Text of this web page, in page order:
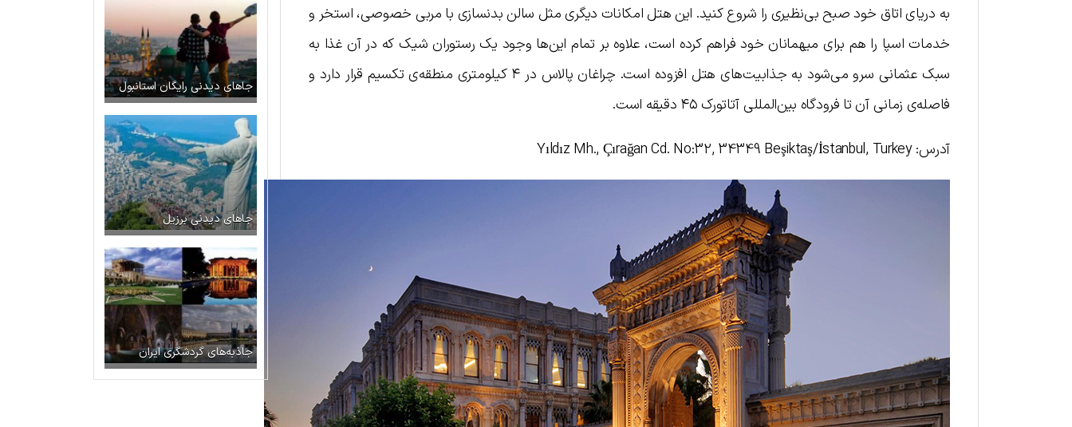
به دریای اتاق خود صبح بی‌نظیری را شروع کنید. این هتل امکانات دیگری مثل سالن بدنسازی با مربی خصوصی، استخر و
خدمات اسپا را هم برای میهمانان خود فراهم کرده است، علاوه بر تمام این‌ها وجود یک رستوران شیک که در آن غذا به
سبک عثمانی سرو می‌شود به جذابیت‌های هتل افزوده است. چراغان پالاس در ۴ کیلومتری منطقه‌ی تکسیم قرار دارد و
فاصله‌ی زمانی آن تا فرودگاه بین‌المللی آتاتورک ۴۵ دقیقه است.
آدرس: Yıldız Mh., Çırağan Cd. No:32, 34349 Beşiktaş/İstanbul, Turkey
جاهای دیدنی رایگان استانبول
جاهای دیدنی برزیل
جاذبه‌های گردشگری ایران